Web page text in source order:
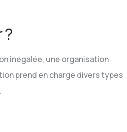
?
inégalée, une organisation
prend en charge divers types